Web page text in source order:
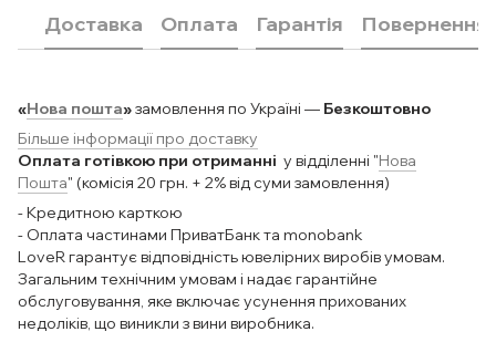
Доставка Оплата Гарантія Повернення
«Нова пошта»замовлення по Україні — Безкоштовно
Більше інформації про доставку
Оплата готівкою при отриманні у відділенні "Нова
Пошта" (комісія 20 грн. + 2% від суми замовлення)
- Кредитною карткою
- Оплата частинами ПриватБанк та monobank
LoveR гарантує відповідність ювелірних виробів умовам.
Загальним технічним умовам і надає гарантійне
обслуговування, яке включає усунення прихованих
недоліків, що виникли з вини виробника.